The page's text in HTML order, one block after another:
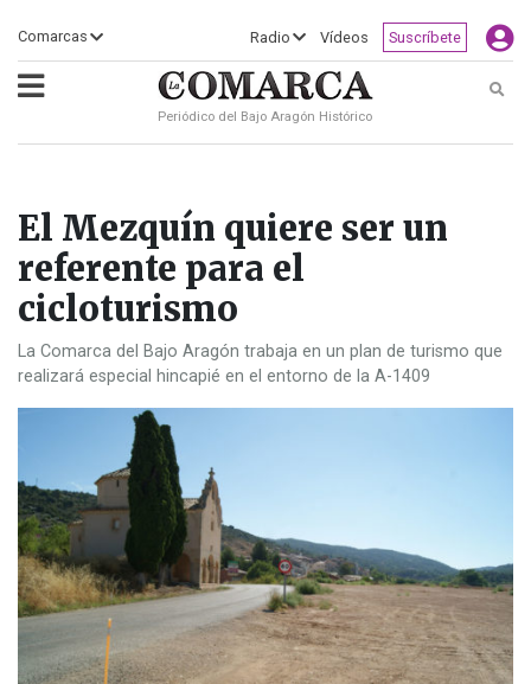
Comarcas Radio Vídeos Suscríbete
Periódico del Bajo Aragón Histórico
El Mezquín quiere ser un
referente para el
cicloturismo
La Comarca del Bajo Aragón trabaja en un plan de turismo que
realizará especial hincapié en el entorno de la A-1409